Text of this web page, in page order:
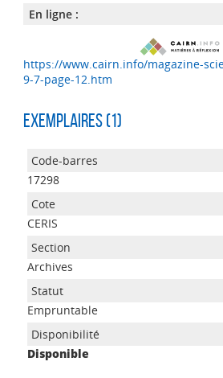
En ligne :
https://www.cairn.info/magazine-
9-7-page-12.htm
Exemplaires (1)
17298
CERIS
Archives
Empruntable
Disponible